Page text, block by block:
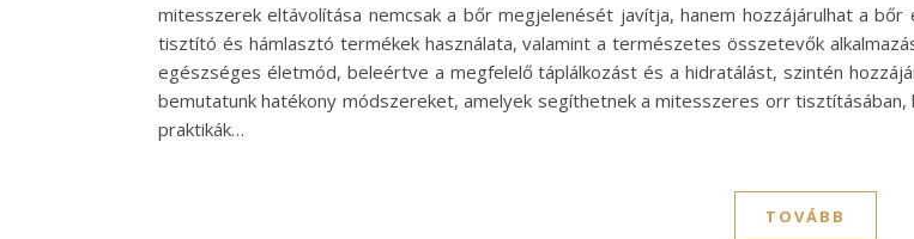
mitesszerek eltávolítása nemcsak a bőr megjelenését javítja, hanem hozzájárulhat a
tisztító és hámlasztó termékek használata, valamint a természetes összetevők
egészséges életmód, beleértve a megfelelő táplálkozást és a hidratálást, szintén
bemutatunk hatékony módszereket, amelyek segíthetnek a mitesszeres orr
praktikák…
TOVÁBB